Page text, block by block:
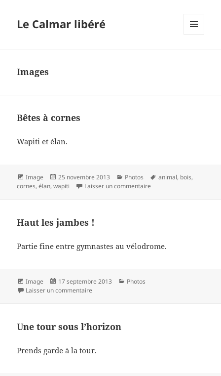
Le Calmar libéré
Images
Bêtes à cornes
Wapiti et élan.
Format
Image
Publié
le
25 novembre 2013 Catégories
Photos
Mots-
animal, bois,
cornes,élan,wapiti Laisser un commentaire
Haut les jambes !
Partie fine entre gymnastes au vélodrome.
Format
Image
Publié
le
17 septembre 2013 Catégories
Photos
Laisser un commentaire
Une tour sous l’horizon
Prends garde à la tour.